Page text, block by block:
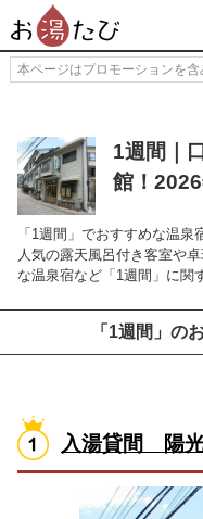
本ページはプロモーションを含
1週間｜
館！
「1週間」でおすすめな温
人気の露天風呂付き客室や
な温泉宿など「1週間」に関
「1週間」の
入湯貸間 陽